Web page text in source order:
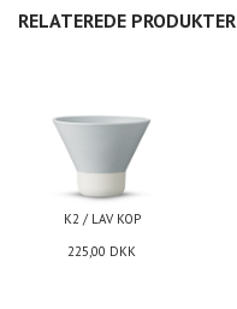
RELATEREDE PRODUKTER
K2 / LAV KOP
225,00 DKK